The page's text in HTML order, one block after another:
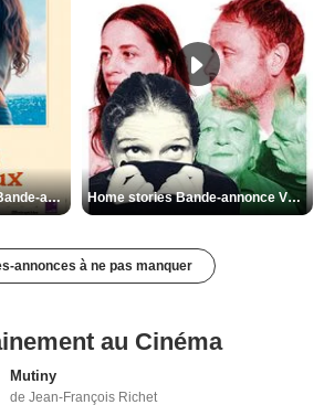
Les Matins merveilleux Bande-annonce VF Home stories Bande-annonce VO STFR
annonces à ne pas manquer
au Cinéma
Mutiny
de Jean-François Richet